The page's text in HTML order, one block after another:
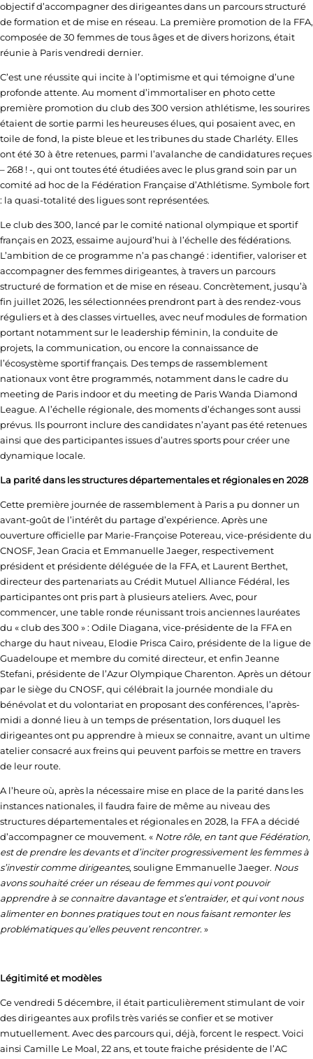
objectif d’accompagner des dirigeantes dans un parcours structuré
de formation et de mise en réseau. La première promotion de la FFA,
composée de 30 femmes de tous âges et de divers horizons, était
réunie à Paris vendredi dernier.
C’est une réussite qui incite à l’optimisme et qui témoigne d’une
profonde attente. Au moment d’immortaliser en photo cette
première promotion du club des 300 version athlétisme, les sourires
étaient de sortie parmi les heureuses élues, qui posaient avec, en
toile de fond, la piste bleue et les tribunes du stade Charléty. Elles
ont été 30 à être retenues, parmi l’avalanche de candidatures reçues
– 268 ! -, qui ont toutes été étudiées avec le plus grand soin par un
comité ad hoc de la Fédération Française d’Athlétisme. Symbole fort
: la quasi-totalité des ligues sont représentées.
Le club des 300, lancé par le comité national olympique et sportif
français en 2023, essaime aujourd’hui à l’échelle des fédérations.
L’ambition de ce programme n’a pas changé : identifier, valoriser et
accompagner des femmes dirigeantes, à travers un parcours
structuré de formation et de mise en réseau. Concrètement, jusqu’à
fin juillet 2026, les sélectionnées prendront part à des rendez-vous
réguliers et à des classes virtuelles, avec neuf modules de formation
portant notamment sur le leadership féminin, la conduite de
projets, la communication, ou encore la connaissance de
l’écosystème sportif français. Des temps de rassemblement
nationaux vont être programmés, notamment dans le cadre du
meeting de Paris indoor et du meeting de Paris Wanda Diamond
League. A l’échelle régionale, des moments d’échanges sont aussi
prévus. Ils pourront inclure des candidates n’ayant pas été retenues
ainsi que des participantes issues d’autres sports pour créer une
dynamique locale.
La parité dans les structures départementales et régionales en 2028
Cette première journée de rassemblement à Paris a pu donner un
avant-goût de l’intérêt du partage d’expérience. Après une
ouverture officielle par Marie-Françoise Potereau, vice-présidente du
CNOSF, Jean Gracia et Emmanuelle Jaeger, respectivement
président et présidente déléguée de la FFA, et Laurent Berthet,
directeur des partenariats au Crédit Mutuel Alliance Fédéral, les
participantes ont pris part à plusieurs ateliers. Avec, pour
commencer, une table ronde réunissant trois anciennes lauréates
du « club des 300 » : Odile Diagana, vice-présidente de la FFA en
charge du haut niveau, Elodie Prisca Cairo, présidente de la ligue de
Guadeloupe et membre du comité directeur, et enfin Jeanne
Stefani, présidente de l’Azur Olympique Charenton. Après un détour
par le siège du CNOSF, qui célébrait la journée mondiale du
bénévolat et du volontariat en proposant des conférences, l’après-
midi a donné lieu à un temps de présentation, lors duquel les
dirigeantes ont pu apprendre à mieux se connaitre, avant un ultime
atelier consacré aux freins qui peuvent parfois se mettre en travers
de leur route.
A l’heure où, après la nécessaire mise en place de la parité dans les
instances nationales, il faudra faire de même au niveau des
structures départementales et régionales en 2028, la FFA a décidé
d’accompagner ce mouvement. « Notre rôle, en tant que Fédération,
est de prendre les devants et d’inciter progressivement les femmes à
s’investir comme dirigeantes, souligne Emmanuelle Jaeger. Nous
avons souhaité créer un réseau de femmes qui vont pouvoir
apprendre à se connaitre davantage et s’entraider, et qui vont nous
alimenter en bonnes pratiques tout en nous faisant remonter les
problématiques qu’elles peuvent rencontrer.»
Légitimité et modèles
Ce vendredi 5 décembre, il était particulièrement stimulant de voir
des dirigeantes aux profils très variés se confier et se motiver
mutuellement. Avec des parcours qui, déjà, forcent le respect. Voici
ainsi Camille Le Moal, 22 ans, et toute fraiche présidente de l’AC